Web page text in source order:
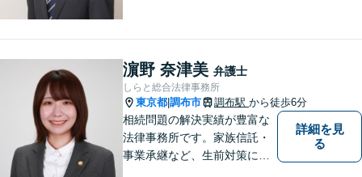
濵野 奈津美 弁護士
しらと総合法律事務所
東京都 調布市 調布駅 から徒歩6分
相続問題の解決実績が豊富な
法律事務所です。家族信託・
事業承継など、生前対策にも
詳細を見
る